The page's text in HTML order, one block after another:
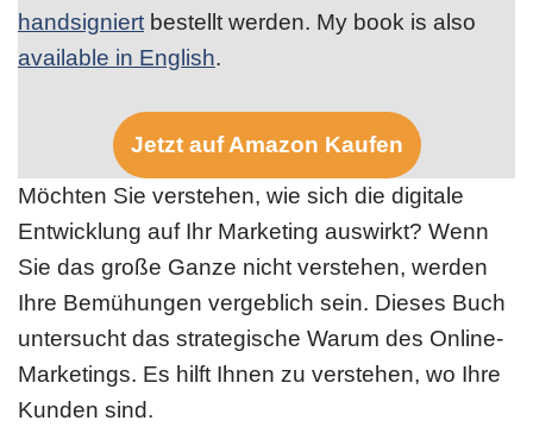
handsigniert bestellt werden. My book is also
available in English.
Jetzt auf Amazon Kaufen
Möchten Sie verstehen, wie sich die digitale
Entwicklung auf Ihr Marketing auswirkt? Wenn
Sie das große Ganze nicht verstehen, werden
Ihre Bemühungen vergeblich sein. Dieses Buch
untersucht das strategische Warum des Online-
Marketings. Es hilft Ihnen zu verstehen, wo Ihre
Kunden sind.